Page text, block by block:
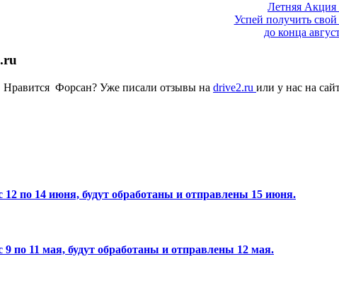
Летняя Акция
Успей получить
до конца
Нравится Форсан? Уже писали отзывы на drive2.ru или у нас на
по 14 июня, будут обработаны и отправлены 15 июня.
по 11 мая, будут обработаны и отправлены 12 мая.